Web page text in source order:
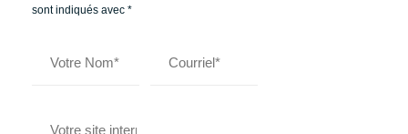
sont indiqués avec *